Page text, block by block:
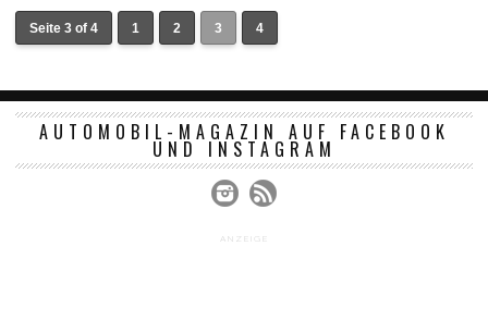
Seite 3 of 4 1 2 3 4
AUTOMOBIL-MAGAZIN AUF FACEBOOK
UND INSTAGRAM
ANZEIGE